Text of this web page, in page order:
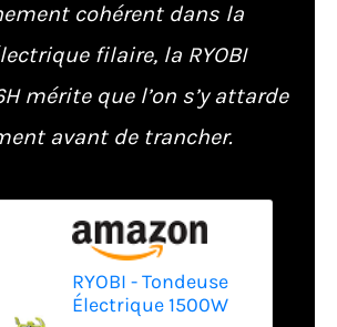
cohérent dans la
filaire, la RYOBI
mérite que l’on s’y attarde
avant de trancher.
RYOBI - Tondeuse
Électrique 1500W